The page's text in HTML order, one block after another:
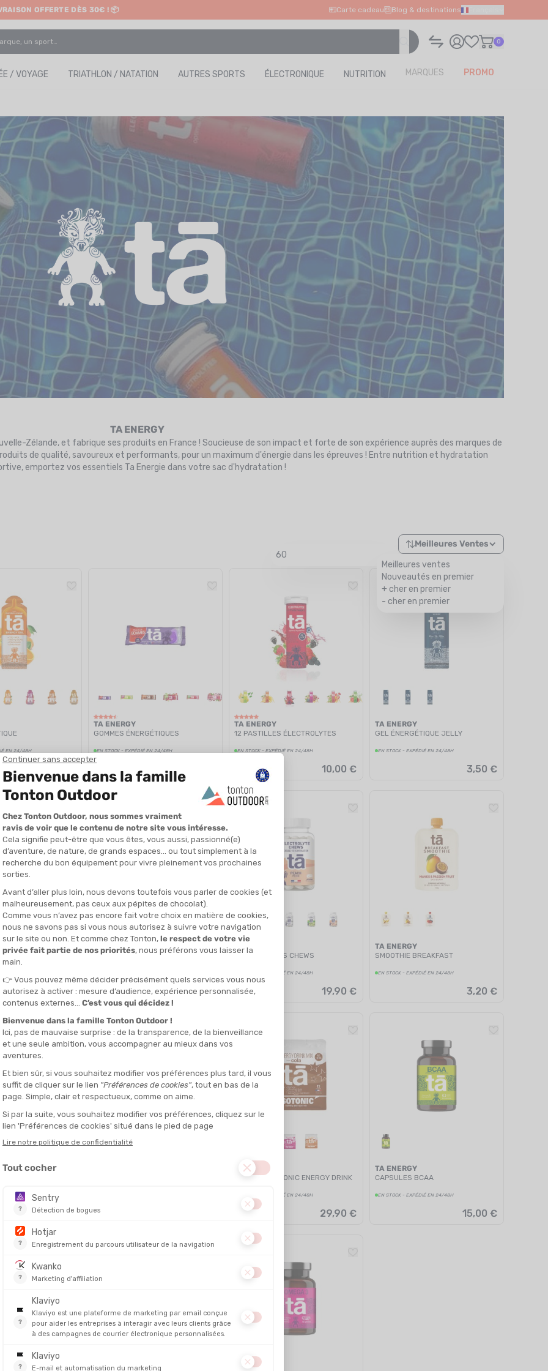
OFFERTE DÈS 30€ ! 📦
EN MAGASIN GRATUIT
Carte cadeau Blog & destinations
0
/ VOYAGE TRIATHLON / NATATION AUTRES SPORTS ÉLECTRONIQUE NUTRITION MARQUES PROMO
TA ENERGY
Zélande, et fabrique ses produits en France ! Soucieuse de son impact et forte de son expérience auprès des marques de
de qualité, savoureux et performants, pour un maximum d'énergie dans les épreuves ! Entre nutrition et hydratation
emportez vos essentiels Ta Energie dans votre sac d'hydratation !
60
Meilleures Ventes
Meilleures ventes
Nouveautés en premier
+ cher en premier
- cher en premier
EN 24/48H
TA ENERGY
GOMMES ÉNERGÉTIQUES
EN STOCK - EXPÉDIÉ EN 24/48H
TA ENERGY
12 PASTILLES ÉLECTROLYTES
EN STOCK - EXPÉDIÉ EN 24/48H
10,00 €
TA ENERGY
GEL ÉNERGÉTIQUE JELLY
EN STOCK - EXPÉDIÉ EN 24/48H
3,50 €
EN 24/48H
3,00 €
TA ENERGY
BOISSON ISOTONIC ENERGY DRINK
3,50 €
TA ENERGY
ÉLECTROLYTES CHEWS
EN STOCK - EXPÉDIÉ EN 24/48H
19,90 €
TA ENERGY
SMOOTHIE BREAKFAST
EN STOCK - EXPÉDIÉ EN 24/48H
3,20 €
EN 24/48H
20,00 €
TA ENERGY
BOISSON ISOTONIC ENERGY DRINK
EN STOCK - EXPÉDIÉ EN 24/48H
29,90 €
TA ENERGY
CAPSULES BCAA
EN STOCK - EXPÉDIÉ EN 24/48H
15,00 €